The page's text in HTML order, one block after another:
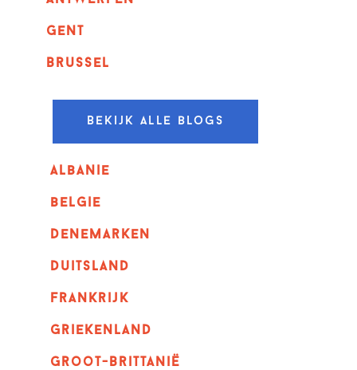
GENT
Brussel
Bekijk alle blogs
albanie
belgie
denemarken
duitsland
frankrijk
griekenland
Groot-Brittanië